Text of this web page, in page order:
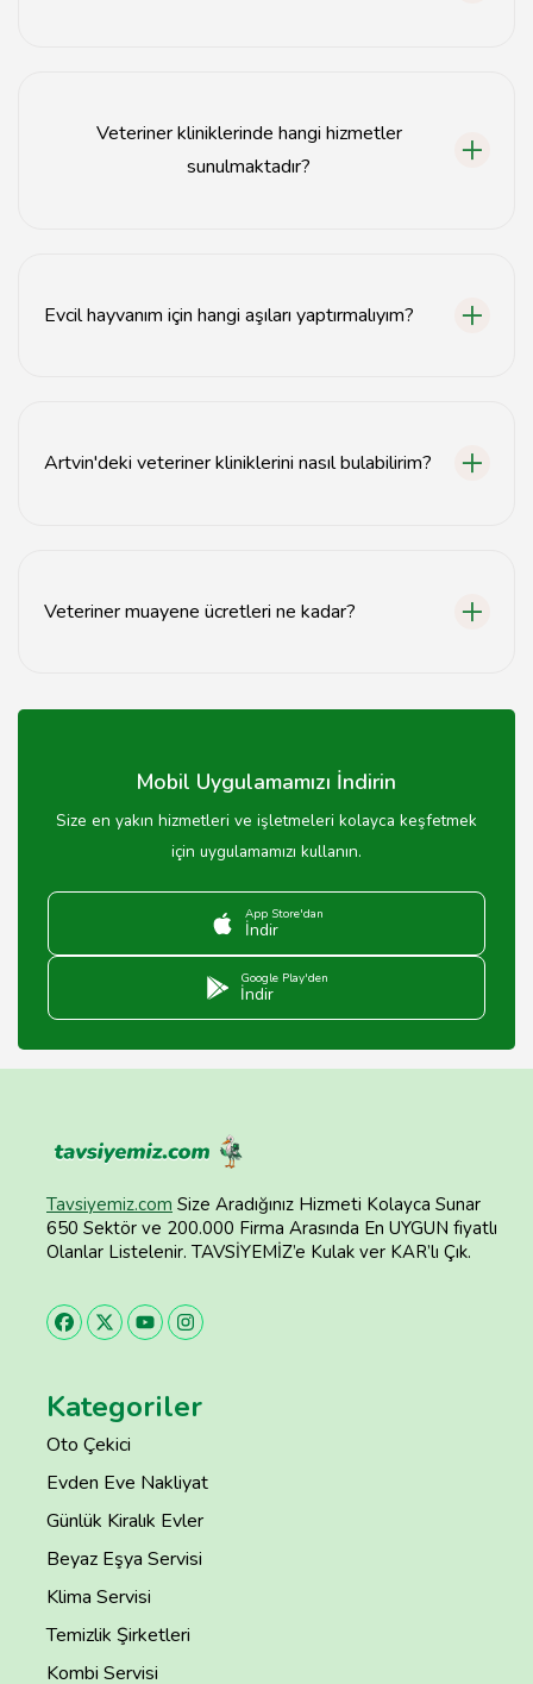
Veteriner kliniklerinde hangi hizmetler
sunulmaktadır?
Evcil hayvanım için hangi aşıları yaptırmalıyım?
Artvin'deki veteriner kliniklerini nasıl bulabilirim?
Veteriner muayene ücretleri ne kadar?
göstermekte olup, genellikle 100-300 TL arasında
Mobil Uygulamamızı İndirin
Size en yakın hizmetleri ve işletmeleri kolayca keşfetmek
için uygulamamızı kullanın.
App Store'dan
İndir
Google Play'den
İndir
Tavsiyemiz.com Size Aradığınız Hizmeti Kolayca Sunar
650 Sektör ve 200.000 Firma Arasında En UYGUN fiyatlı
Olanlar Listelenir. TAVSİYEMİZ’e Kulak ver KAR’lı Çık.
Kategoriler
Oto Çekici
Evden Eve Nakliyat
Günlük Kiralık Evler
Beyaz Eşya Servisi
Klima Servisi
Temizlik Şirketleri
Kombi Servisi